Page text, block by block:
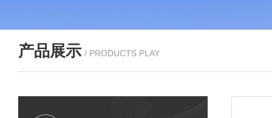
产品展示 / PRODUCTS PLAY